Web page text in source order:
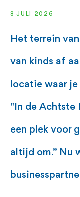
8 JULI 2026
Het terrein
van kinds af
locatie waar
"In de Achtste
een plek voor
altijd om.” Nu